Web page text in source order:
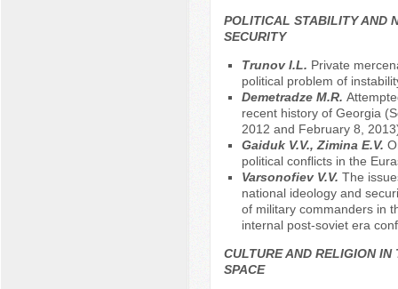
POLITICAL STABILITY AND
SECURITY
Trunov I.L. Private
political problem of
Demetradze M.R.
recent history of Georgia
2012 and February 8,
Gaiduk V.V., Zimina E.V.
political conflicts in the
Varsonofiev V.V. The
national ideology and
of military commanders in
internal post-soviet era
CULTURE AND RELIGION IN
SPACE